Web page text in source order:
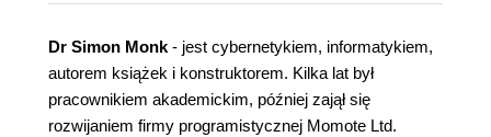
Dr Simon Monk- jest cybernetykiem, informatykiem,
autorem książek i konstruktorem. Kilka lat był
pracownikiem akademickim, później zajął się
rozwijaniem firmy programistycznej Momote Ltd.